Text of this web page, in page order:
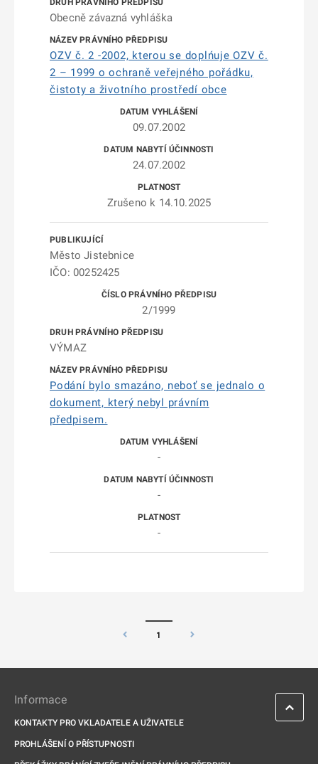
Obecně závazná vyhláška
OZV č. 2 -2002, kterou se doplńuje OZV č.
2 – 1999 o ochraně veřejného pořádku,
čistoty a životního prostředí obce
09.07.2002
24.07.2002
Zrušeno k 14.10.2025
Město Jistebnice
IČO: 00252425
2/1999
VÝMAZ
Podání bylo smazáno, neboť se jednalo o
dokument, který nebyl právním
předpisem.
-
-
-
1
Informace
KONTAKTY PRO VKLADATELE A UŽIVATELE
PROHLÁŠENÍ O PŘÍSTUPNOSTI